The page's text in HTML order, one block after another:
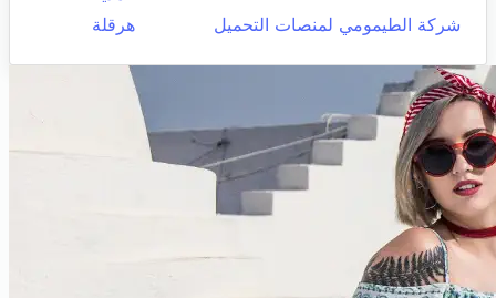
شركة الطيمومي لمنصات التحميل
هرقلة